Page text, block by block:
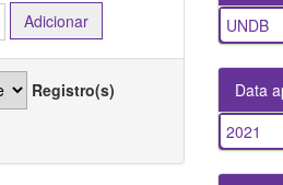
Registro(s)
UNDB
Data
2021